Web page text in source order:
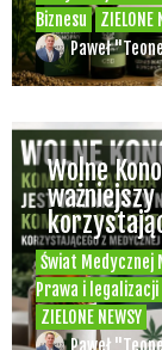
Biznesu
ZIELONE
Paweł
Świat Medycznej
Prawa i
ZIELONE NEWSY
Wolne
Paweł